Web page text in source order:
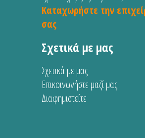
Καταχωρήστε την
σας
Σχετικά με μας
Σχετικά με μας
Επικοινωνήστε μαζί μας
Διαφημιστείτε